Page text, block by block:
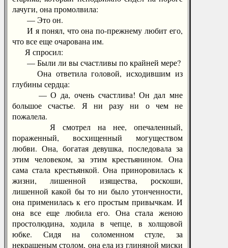
лачуги, она промолвила:
— Это он.
И я понял, что она по-прежнему любит его,
что все еще очарована им.
Я спросил:
— Были ли вы счастливы по крайней мере?
Она ответила головой, исходившим из
глубины сердца:
— О да, очень счастлива! Он дал мне
большое счастье. Я ни разу ни о чем не
пожалела.
Я смотрел на нее, опечаленный,
пораженный, восхищенный могуществом
любви. Она, богатая девушка, последовала за
этим человеком, за этим крестьянином. Она
сама стала крестьянкой. Она приноровилась к
жизни, лишенной изящества, роскоши,
лишенной какой бы то ни было утонченности,
она применилась к его простым привычкам. И
она все еще любила его. Она стала женою
простолюдина, ходила в чепце, в холщовой
юбке. Сидя на соломенном стуле, за
некрашеным столом, она ела из глиняной миски